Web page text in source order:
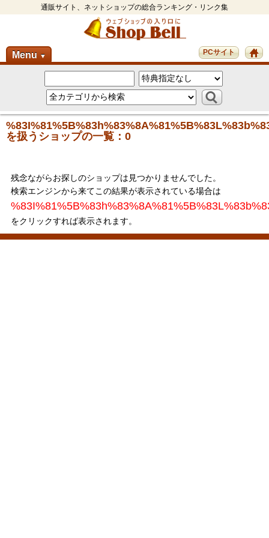
通販サイト、ネットショップの総合ランキング・リンク集
Menu ▼ PCサイト
を扱うショップの一覧：0
残念ながらお探しのショップは見つかりませんでした。
検索エンジンから来てこの結果が表示されている場合は
をクリックすれば表示されます。